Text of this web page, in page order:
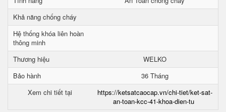
Khả năng chống cháy
Hệ thống khóa liên hoàn
thông minh
Thương hiệu
WELKO
Bảo hành
36 Tháng
Xem chi tiết tại
https://ketsatcaocap.vn/chi-tiet/ket-sat-
an-toan-kcc-41-khoa-dien-tu